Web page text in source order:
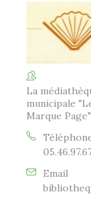
La
municipale
Marque Page"
Email